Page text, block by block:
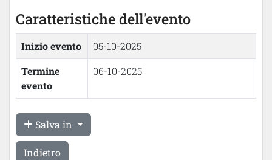
Caratteristiche dell'evento
Inizio evento
05-10-2025
Termine
evento
06-10-2025
Salva in
Indietro